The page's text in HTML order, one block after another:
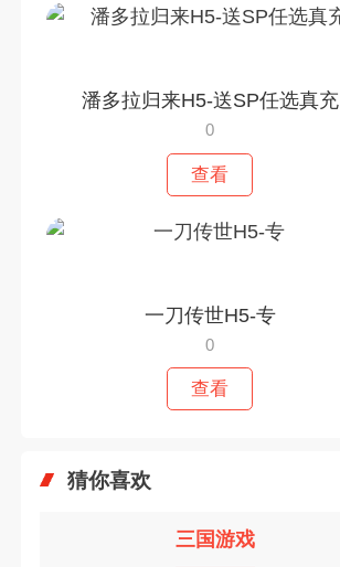
潘多拉归来H5-送SP任选真充
0
查看
一刀传世H5-专
0
查看
猜你喜欢
三国游戏